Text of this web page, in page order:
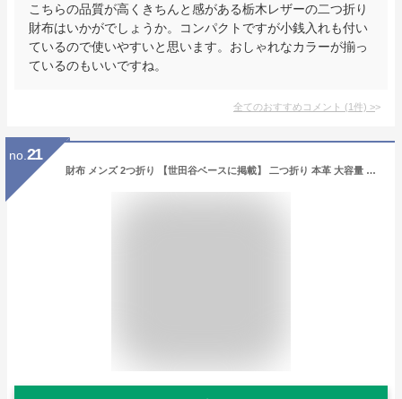
こちらの品質が高くきちんと感がある栃木レザーの二つ折り
財布はいかがでしょうか。コンパクトですが小銭入れも付い
ているので使いやすいと思います。おしゃれなカラーが揃っ
ているのもいいですね。
全てのおすすめコメント (1件) >
no. 21
財布 メンズ 2つ折り 【世田谷ベースに掲載】 二つ折り 本革 大容量 カード 二つ折り財布 8 グリーン